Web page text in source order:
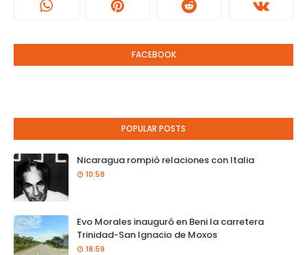
FACEBOOK
POPULAR POSTS
Nicaragua rompió relaciones con Italia
10:58
Evo Morales inauguró en Beni la carretera
Trinidad-San Ignacio de Moxos
18:59